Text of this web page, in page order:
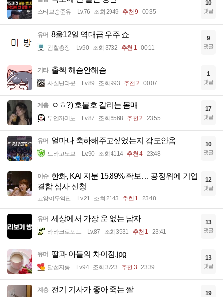
스티브승준유 Lv.76 조회 2949 추천 9 00:35
10
댓글
유머 8울12일 역대급 우주 쇼
검찰총장 Lv.90 조회 3732 추천 1 00:11
9
댓글
기타 출첵 해슴안해슴
사실난라쿤 Lv.89 조회 993 추천 2 00:07
1
댓글
계층 ㅇㅎ?) 호불호 갈리는 몸매
부엔까미노 Lv.87 조회 6568 추천 2 23:55
17
댓글
유머 얼마나 축하해주고싶었는지 감도안옴
드라고노브 Lv.90 조회 4114 추천 4 23:48
10
댓글
이슈 한화, KAI 지분 15.89% 확보… 공정위에 기업
결합 심사 신청
고양이무역단 Lv.21 조회 2143 추천 1 23:48
12
댓글
유머 세상에서 가장 운 없는 남자
라라크로포드 Lv.87 조회 3531 추천 1 23:41
13
댓글
유머 딸과 아들의 차이점.jpg
달섭지롱 Lv.94 조회 3723 추천 3 23:39
13
댓글
계층 전기 기사가 좋아 죽는 짤 19